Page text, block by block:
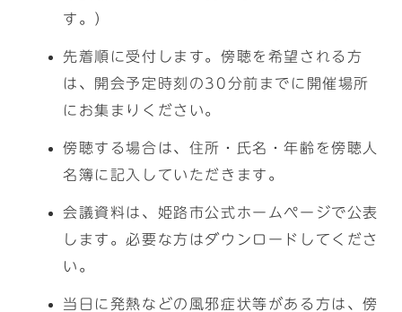
す。）
先着順に受付します。傍聴を希望される方
は、開会予定時刻の30分前までに開催場所
にお集まりください。
傍聴する場合は、住所・氏名・年齢を傍聴人
名簿に記入していただきます。
会議資料は、姫路市公式ホームページで公表
します。必要な方はダウンロードしてくださ
い。
当日に発熱などの風邪症状等がある方は、傍